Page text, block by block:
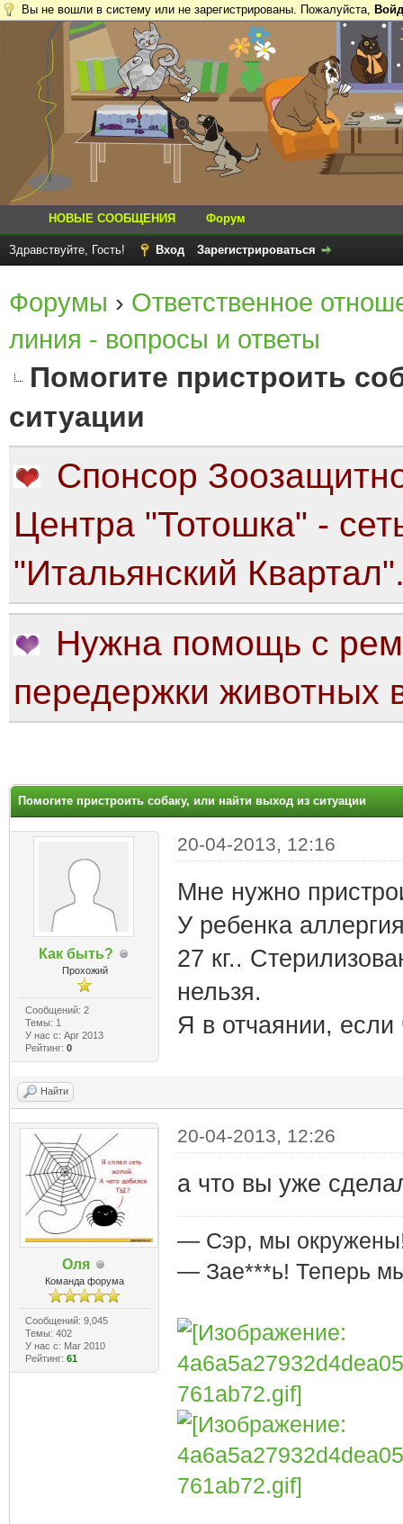
Вы не вошли в систему или не зарегистрированы. Пожалуйста,
НОВЫЕ СООБЩЕНИЯ Форум
Здравствуйте, Гость! Вход Зарегистрироваться
Форумы › Ответственное
линия - вопросы и ответы
Помогите пристроить
ситуации
Спонсор
Центра "Тотошка" -
"Итальянский
Нужна помощь с
передержки животных
Помогите пристроить собаку, или найти выход из ситуации
Как быть?
Прохожий
Сообщений: 2
Темы: 1
У нас с: Apr 2013
Рейтинг: 0
20-04-2013, 12:16
Мне нужно
У ребенка
27 кг..
нельзя.
Я в отчаянии, если
Найти
Оля
Команда форума
Сообщений: 9,045
Темы: 402
У нас с: Mar 2010
Рейтинг: 61
20-04-2013, 12:26
а что вы уже
— Сэр, мы
— Зае***ь! Теперь